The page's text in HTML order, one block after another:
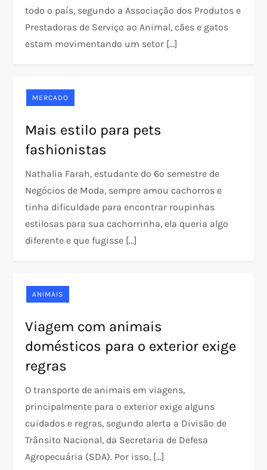
todo o país, segundo a Associação dos Produtos e
Prestadoras de Serviço ao Animal, cães e gatos
estam movimentando um setor […]
MERCADO
Mais estilo para pets
fashionistas
Nathalia Farah, estudante do 6º semestre de
Negócios de Moda, sempre amou cachorros e
tinha dificuldade para encontrar roupinhas
estilosas para sua cachorrinha, ela queria algo
diferente e que fugisse […]
ANIMAIS
Viagem com animais
domésticos para o exterior exige
regras
O transporte de animais em viagens,
principalmente para o exterior exige alguns
cuidados e regras, segundo alerta a Divisão de
Trânsito Nacional, da Secretaria de Defesa
Agropecuária (SDA). Por isso, […]